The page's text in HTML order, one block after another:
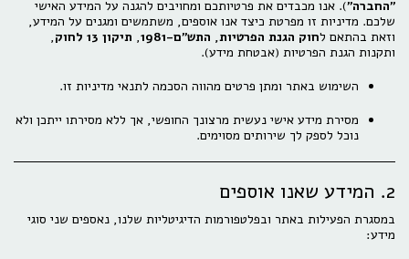
"החברה"). אנו מכבדים את פרטיותכם ומחויבים להגנה על המידע האישי
שלכם. מדיניות זו מפרטת כיצד אנו אוספים, משתמשים ומגנים על המידע,
וזאת בהתאם לחוק הגנת הפרטיות, התש"ם-1981 ,תיקון 13 לחוק
,
ותקנות הגנת הפרטיות (אבטחת מידע).
השימוש באתר ומתן פרטים מהווה הסכמה לתנאי מדיניות זו.
מסירת מידע אישי נעשית מרצונך החופשי, אך ללא מסירתו ייתכן ולא
נוכל לספק לך שירותים מסוימים.
במסגרת הפעילות באתר ובפלטפורמות הדיגיטליות שלנו, נאספים שני סוגי
מידע: